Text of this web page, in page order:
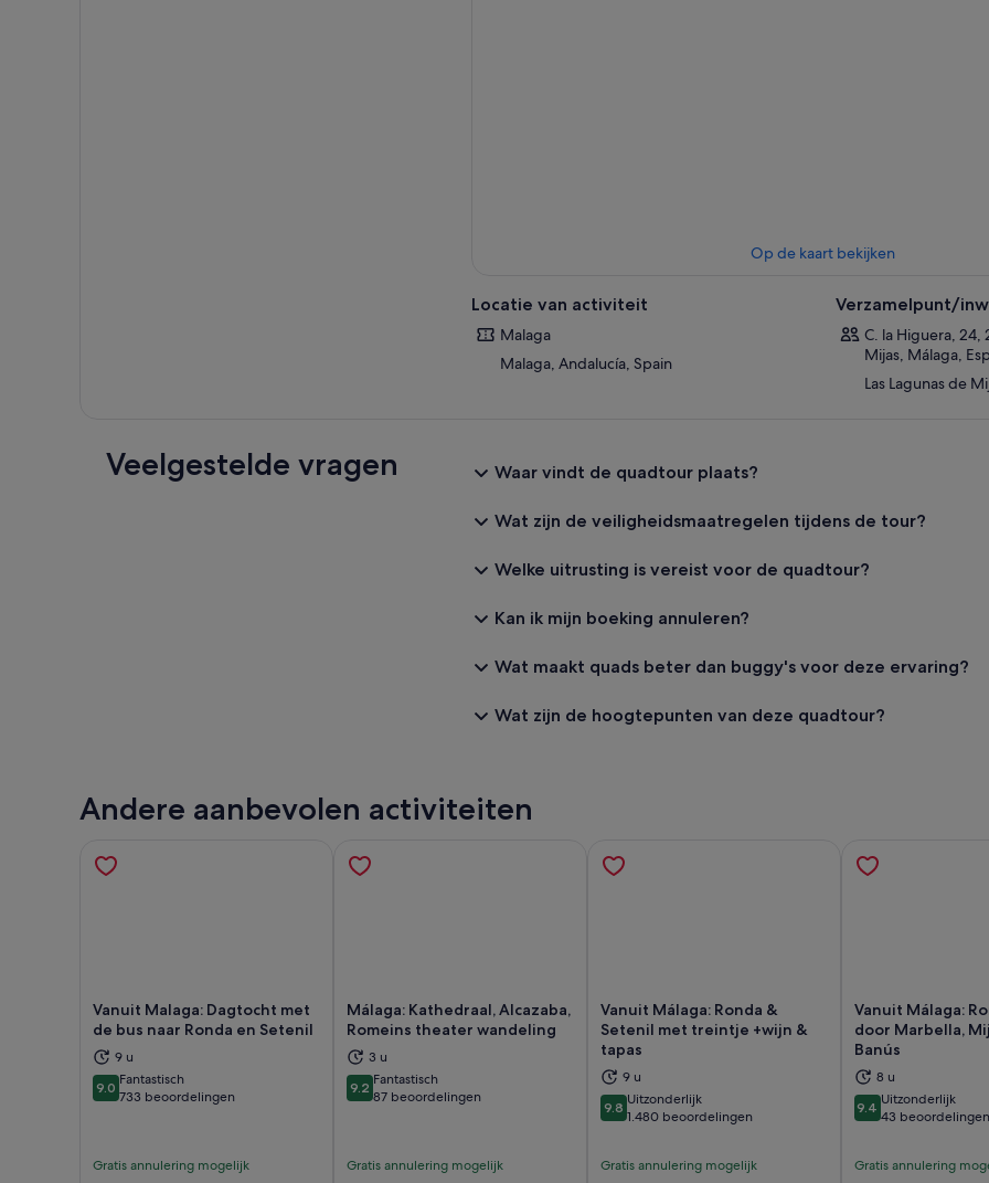
Op de kaart bekijken
Locatie van activiteit
Malaga
Malaga, Andalucía, Spain
Verzamelpunt/
C. la Higuera, 24,
Mijas, Málaga,
Las Lagunas de
Veelgestelde vragen Waar vindt de quadtour plaats?
Wat zijn de veiligheidsmaatregelen tijdens de tour?
Welke uitrusting is vereist voor de quadtour?
Kan ik mijn boeking annuleren?
Wat maakt quads beter dan buggy's voor deze ervaring?
Wat zijn de hoogtepunten van deze quadtour?
Andere aanbevolen activiteiten
Vanuit Malaga: Dagtocht met
de bus naar Ronda en Setenil
9 u
9.09.0 van 10
Fantastisch
733 beoordelingen
Gratis annulering mogelijk
Opent een nieuwe tab
Málaga: Kathedraal, Alcazaba,
Romeins theater wandeling
3 u
9.29.2 van 10
Fantastisch
87 beoordelingen
Gratis annulering mogelijk
Opent een nieuwe tab
Vanuit Málaga: Ronda &
Setenil met treintje +wijn &
tapas
9 u
9.89.8 van 10
Uitzonderlijk
1.480 beoordelingen
Gratis annulering mogelijk
Opent een nieuwe tab
Vanuit Málaga:
door Marbella,
Banús
8 u
9.49.4 van 10
Uitzonderlijk
43 beoordelingen
Gratis annulering